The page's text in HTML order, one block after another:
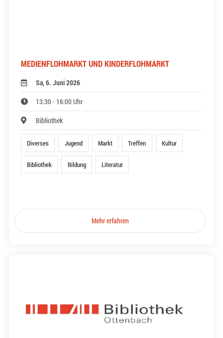
MEDIENFLOHMARKT UND KINDERFLOHMARKT
Sa, 6. Juni 2026
13:30 - 16:00 Uhr
Bibliothek
Diverses Jugend Markt Treffen Kultur
Bibliothek Bildung Literatur
Mehr erfahren